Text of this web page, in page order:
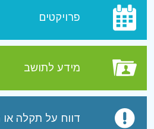
פרויקטים
מידע לתושב
דווח על תקלה